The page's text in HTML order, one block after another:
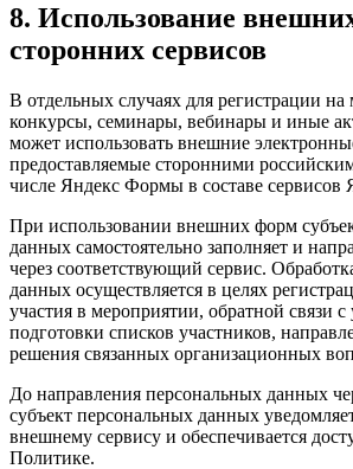
8. Использование
сторонних сервисов
В отдельных случаях для регистрации на
конкурсы, семинары, вебинары и иные
может использовать внешние
предоставляемые сторонними
числе Яндекс Формы в составе сервисов
При использовании внешних форм
данных самостоятельно заполняет и
через соответствующий сервис.
данных осуществляется в целях
участия в мероприятии, обратной связи с
подготовки списков участников,
решения связанных организационных
До направления персональных данных
субъект персональных данных
внешнему сервису и обеспечивается
Политике.